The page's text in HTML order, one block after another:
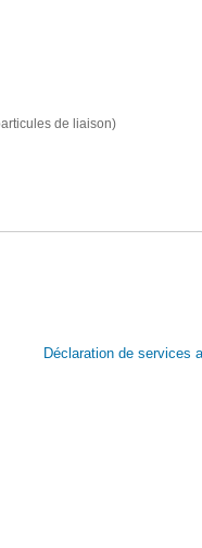
de liaison)
Déclaration de services